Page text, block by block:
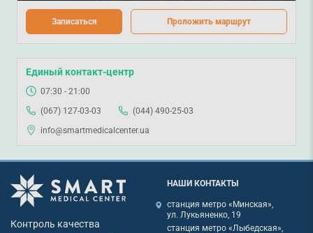
Записаться Проложить маршрут
Единый контакт-центр
07:30 - 21:00
(067) 127-03-03
(044) 490-25-03
info@smartmedicalcenter.ua
Контроль качества
НАШИ КОНТАКТЫ
станция метро «Минская»,
ул. Лукьяненко, 19
станция метро «Лыбедская»,